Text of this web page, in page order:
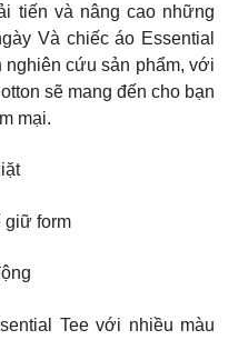
tiến và nâng cao những
Và chiếc áo Essential
nghiên cứu sản phẩm, với
sẽ mang đến cho bạn
mại.
giữ form
Tee với nhiều màu